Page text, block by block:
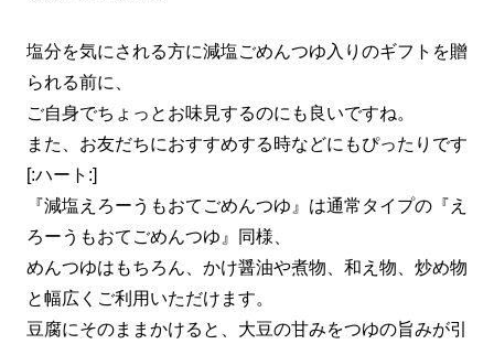
塩分を気にされる方に減塩ごめんつゆ入りのギフトを贈
られる前に、
ご自身でちょっとお味見するのにも良いですね。
また、お友だちにおすすめする時などにもぴったりです
[:ハート:]
『減塩えろーうもおてごめんつゆ』は通常タイプの『え
ろーうもおてごめんつゆ』同様、
めんつゆはもちろん、かけ醤油や煮物、和え物、炒め物
と幅広くご利用いただけます。
豆腐にそのままかけると、大豆の甘みをつゆの旨みが引